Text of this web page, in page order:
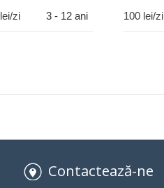
lei/zi 3 - 12 ani
100lei/zi
Contactează-ne